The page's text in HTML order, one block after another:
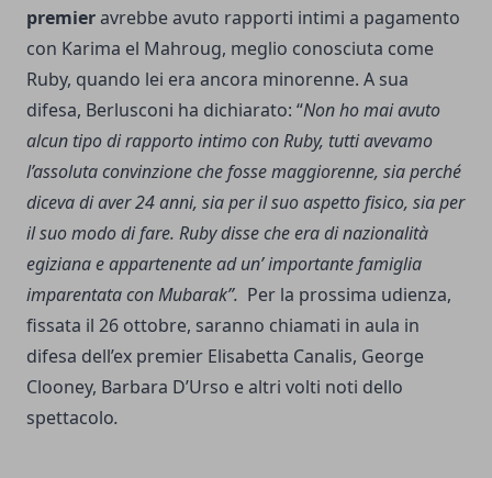
premieravrebbe avuto rapporti intimi a pagamento
con Karima el Mahroug, meglio conosciuta come
Ruby, quando lei era ancora minorenne. A sua
difesa, Berlusconi ha dichiarato: “Non ho mai avuto
alcun tipo di rapporto intimo con Ruby, tutti avevamo
l’assoluta convinzione che fosse maggiorenne, sia perché
diceva di aver 24 anni, sia per il suo aspetto fisico, sia per
il suo modo di fare. Ruby disse che era di nazionalità
egiziana e appartenente ad un’ importante famiglia
imparentata con Mubarak”. Per la prossima udienza,
fissata il 26 ottobre, saranno chiamati in aula in
difesa dell’ex premier Elisabetta Canalis, George
Clooney, Barbara D’Urso e altri volti noti dello
spettacolo.